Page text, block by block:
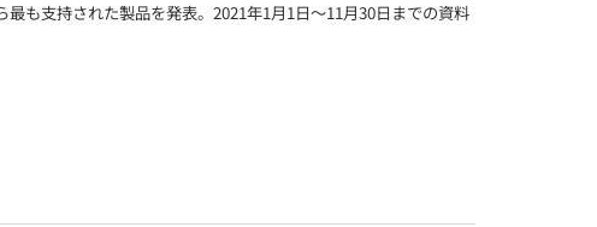
も支持された製品を発表。2021年1月1日～11月30日までの資料